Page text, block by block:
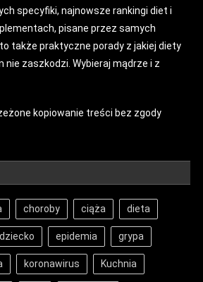
specyfiki, najnowsze rankingi diet i
pisane przez samych
także praktyczne porady z jakiej diety
zaszkodzi. Wybieraj mądrze i z
kopiowanie treści bez zgody
choroby ciąża dieta
dziecko epidemia grypa
koronawirus Kuchnia